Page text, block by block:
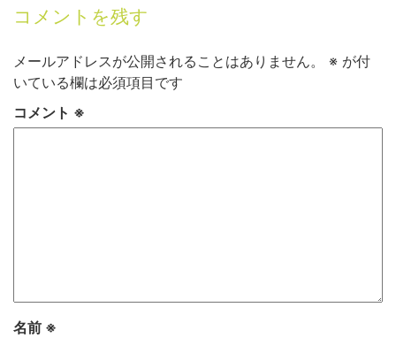
コメントを残す
メールアドレスが公開されることはありません。 ※ が付
いている欄は必須項目です
コメント ※
名前 ※